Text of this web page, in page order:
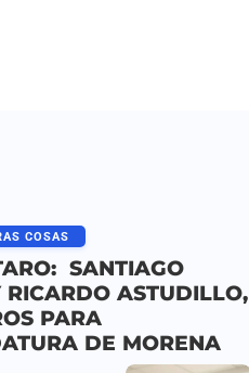
COSAS
SANTIAGO
RICARDO ASTUDILLO,
PARA
DE MORENA